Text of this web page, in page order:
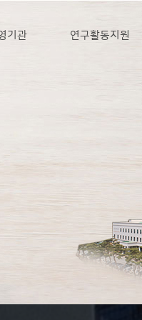
기관 연구활동지원